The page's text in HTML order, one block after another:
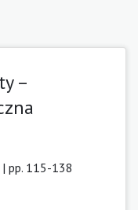
–
| pp. 115-138